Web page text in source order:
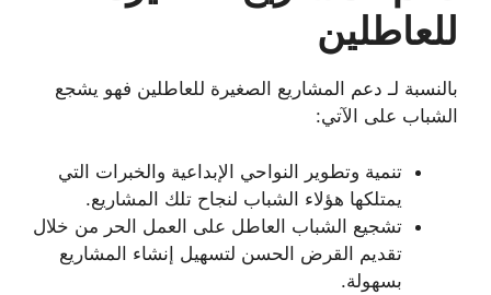
للعاطلين
بالنسبة لـ دعم المشاريع الصغيرة للعاطلين فهو يشجع
الشباب على الآتي:
تنمية وتطوير النواحي الإبداعية والخبرات التي
يمتلكها هؤلاء الشباب لنجاح تلك المشاريع.
تشجيع الشباب العاطل على العمل الحر من خلال
تقديم القرض الحسن لتسهيل إنشاء المشاريع
بسهولة.